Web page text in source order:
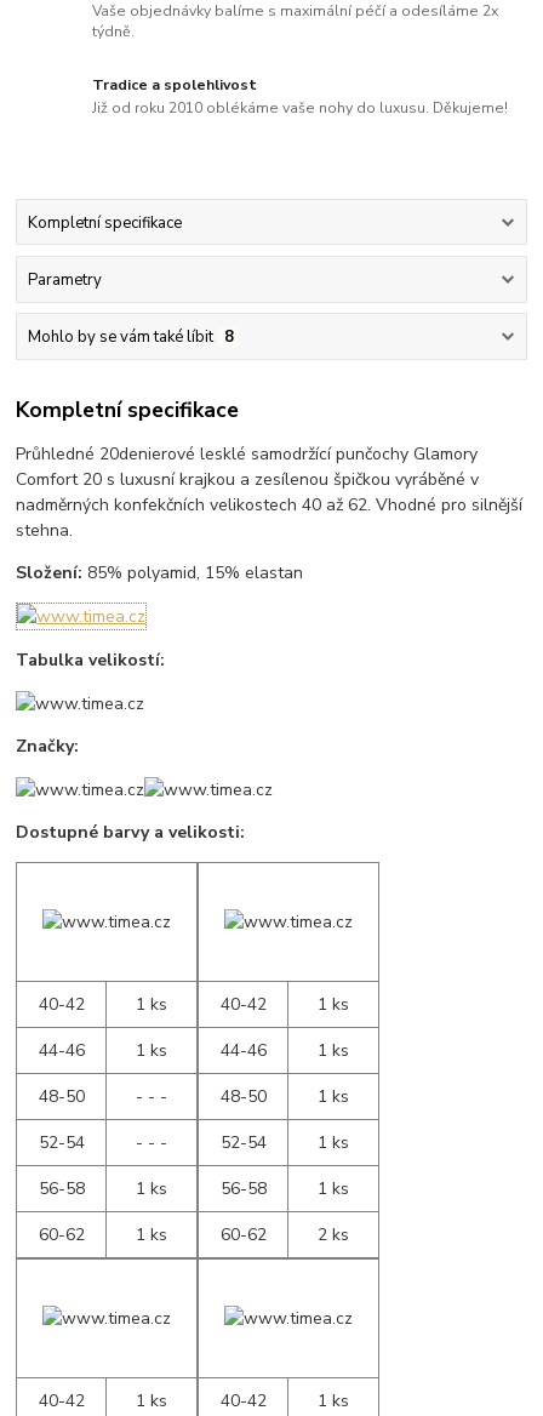
Vaše objednávky balíme s maximální péčí a odesíláme 2x
týdně.
Tradice a spolehlivost
Již od roku 2010 oblékáme vaše nohy do luxusu. Děkujeme!
Kompletní specifikace
Parametry
Mohlo by se vám také líbit 8
Kompletní specifikace
Průhledné 20denierové lesklé samodržící punčochy Glamory
Comfort 20 s luxusní krajkou a zesílenou špičkou vyráběné v
nadměrných konfekčních velikostech 40 až 62. Vhodné pro silnější
stehna.
Složení: 85% polyamid, 15% elastan
Tabulka velikostí:
Značky:
Dostupné barvy a velikosti:
40-42
1 ks
44-46
1 ks
48-50
- - -
52-54
- - -
56-58
1 ks
60-62
1 ks
40-42
1 ks
44-46
1 ks
48-50
1 ks
52-54
1 ks
56-58
1 ks
60-62
2 ks
40-42 1 ks 40-42 1 ks